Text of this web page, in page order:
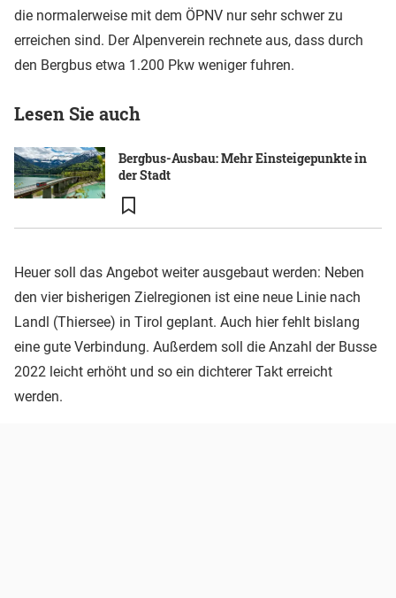
die normalerweise mit dem ÖPNV nur sehr schwer zu
erreichen sind. Der Alpenverein rechnete aus, dass durch
den Bergbus etwa 1.200 Pkw weniger fuhren.
Lesen Sie auch
Bergbus-Ausbau: Mehr Einsteigepunkte in
der Stadt
Heuer soll das Angebot weiter ausgebaut werden: Neben
den vier bisherigen Zielregionen ist eine neue Linie nach
Landl (Thiersee) in Tirol geplant. Auch hier fehlt bislang
eine gute Verbindung. Außerdem soll die Anzahl der Busse
2022 leicht erhöht und so ein dichterer Takt erreicht
werden.